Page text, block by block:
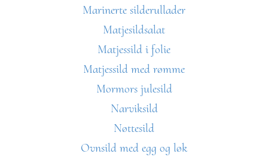
Marinerte silderullader
Matjesildsalat
Matjessild i folie
Matjessild med rømme
Mormors julesild
Narviksild
Nøttesild
Ovnsild med egg og løk